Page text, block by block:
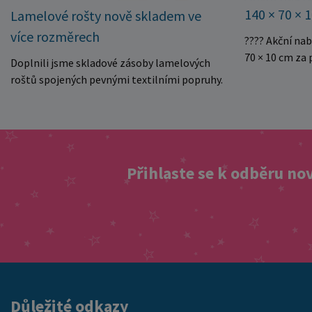
Lamelové rošty nově skladem ve
více rozměrech
Doplnili jsme skladové zásoby lamelových
roštů spojených pevnými textilními popruhy.
rovnoměrnou oporu. K dispozici jsou ve více
postele. Aktuálně máme skladem velké
množství kusů, proto můžeme objednávky
140 × 70 ×
???? Akční
70 × 10 cm
Výjimečně
této
Přihlaste se k odběru
Důležité odkazy